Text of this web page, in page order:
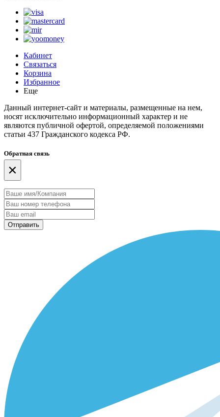
Кабинет
Связаться
Корзина
Избранное
Еще
Данный интернет-сайт и материалы, размещенные на нем,
носят исключительно информационный характер и не
являются публичной офертой, определяемой положениями
статьи 437 Гражданского кодекса РФ.
Обратная связь
×
Отправить